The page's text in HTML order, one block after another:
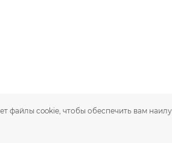
файлы cookie, чтобы обеспечить вам